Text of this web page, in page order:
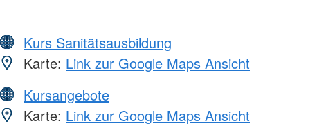
Kurs Sanitätsausbildung
Karte: Link zur Google Maps Ansicht
Kursangebote
Karte: Link zur Google Maps Ansicht